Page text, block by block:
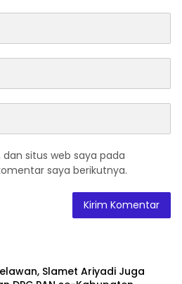
situs web saya pada
saya berikutnya.
Slamet Ariyadi Juga